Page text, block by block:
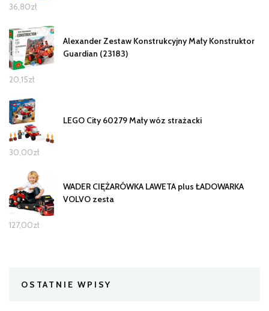
36,80zł
Alexander Zestaw Konstrukcyjny Mały Konstruktor
Guardian (23183)
20,15zł
LEGO City 60279 Mały wóz strażacki
30,00zł
WADER CIĘŻARÓWKA LAWETA plus ŁADOWARKA
VOLVO zesta
127,00zł
OSTATNIE WPISY